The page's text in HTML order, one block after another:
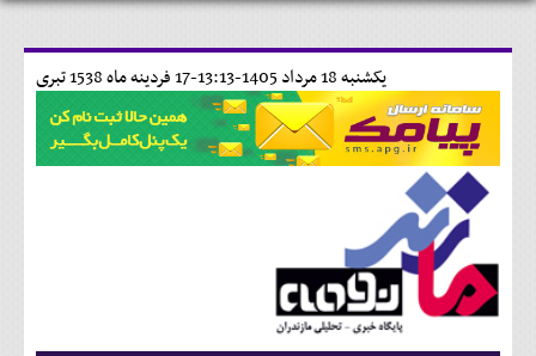
17 فردينه ماه 1538 تبری يکشنبه 18 مرداد 1405-13:13-